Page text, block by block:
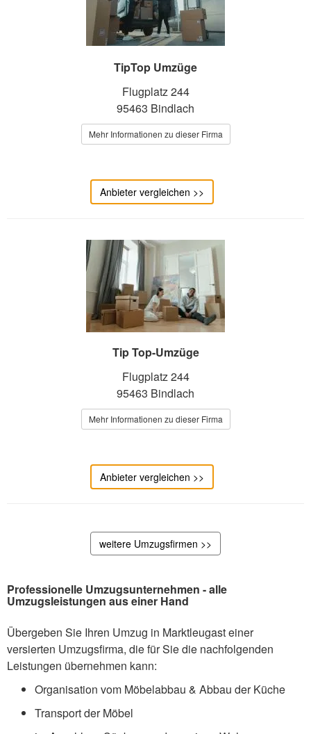
TipTop Umzüge
Flugplatz 244
95463 Bindlach
Mehr Informationen zu dieser Firma
Anbieter vergleichen >>
Tip Top-Umzüge
Flugplatz 244
95463 Bindlach
Mehr Informationen zu dieser Firma
Anbieter vergleichen >>
weitere Umzugsfirmen >>
Professionelle Umzugsunternehmen - alle
Umzugsleistungen aus einer Hand
Übergeben Sie Ihren Umzug in Marktleugast einer
versierten Umzugsfirma, die für Sie die nachfolgenden
Leistungen übernehmen kann:
Organisation vom Möbelabbau & Abbau der Küche
Transport der Möbel